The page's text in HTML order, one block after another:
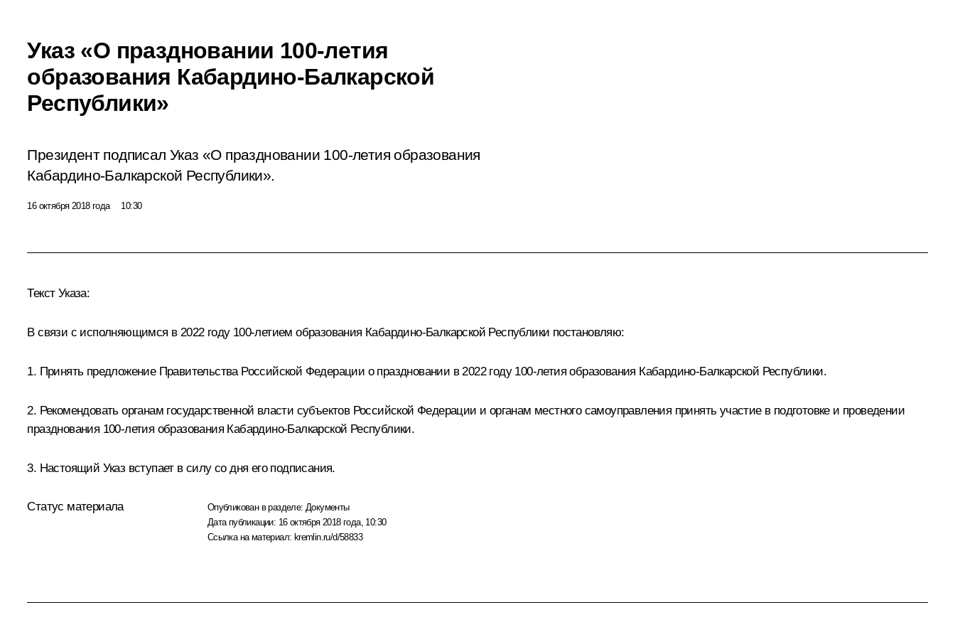
Указ «О праздновании 100-летия
образования Кабардино-Балкарской
Республики»
Президент подписал Указ «О праздновании 100-летия образования
Кабардино-Балкарской Республики».
16 октября 2018 года 10:30
Текст Указа:
В связи с исполняющимся в 2022 году 100-летием образования Кабардино-Балкарской Республики постановляю:
1. Принять предложение Правительства Российской Федерации о праздновании в 2022 году 100-летия образования Кабардино-Балкарской Республики.
2. Рекомендовать органам государственной власти субъектов Российской Федерации и органам местного самоуправления принять участие в подготовке и проведении
празднования 100-летия образования Кабардино-Балкарской Республики.
3. Настоящий Указ вступает в силу со дня его подписания.
Статус материала Опубликован в разделе: Документы
Дата публикации: 16 октября 2018 года, 10:30
Ссылка на материал: kremlin.ru/d/58833